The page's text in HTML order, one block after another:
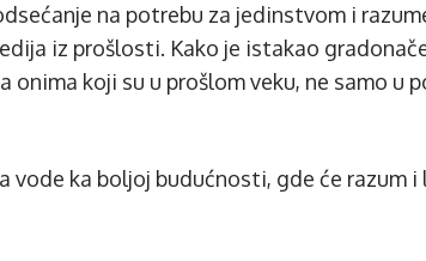
na potrebu za jedinstvom i
iz prošlosti. Kako je istakao
onima koji su u prošlom veku, ne samo u
vode ka boljoj budućnosti, gde će razum